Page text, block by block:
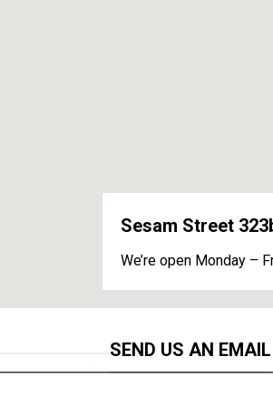
Sesam Street
We’re open Monday –
SEND US AN EMAIL